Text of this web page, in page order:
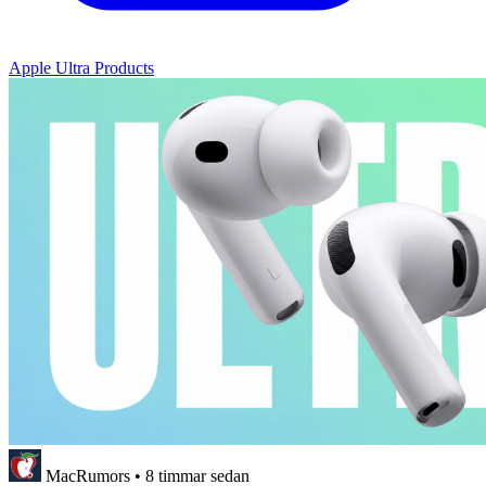
Apple Ultra Products
MacRumors • 8 timmar sedan